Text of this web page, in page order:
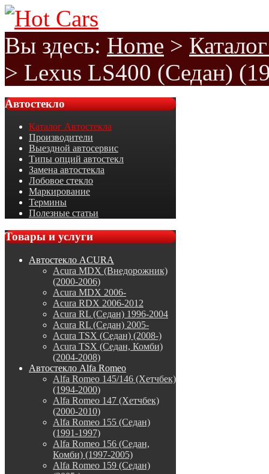
Вы здесь: Home >
> Lexus LS400 (Седан)
Автостекло
Каталог Автостекла
Производители
Выездной автосервис
Типы опций автостекл
Замена автостекла
Лобовое стекло
Маркирование
Термины
Полезные статьи
Товарыи услуги
Автостекло ACURA
Acura MDX (Внедорожник)
(2000-2006)
Acura MDX 2006-
Acura RDX 2006-2012
Acura RL (Седан) 1996-2004
Acura RL (Седан) 2005-
Acura TSX (Седан) (2008-)
Acura TSX (Седан, Комби)
(2004-2008)
Автостекло Alfa Romeo
Alfa Romeo 145/146 (Хетчбек)
(1994-2000)
Alfa Romeo 147 (Хетчбек)
(2000-2010)
Alfa Romeo 155 (Седан)
(1991-1997)
Alfa Romeo 156 (Седан,
Комби) (1997-2005)
Alfa Romeo 159 (Седан)